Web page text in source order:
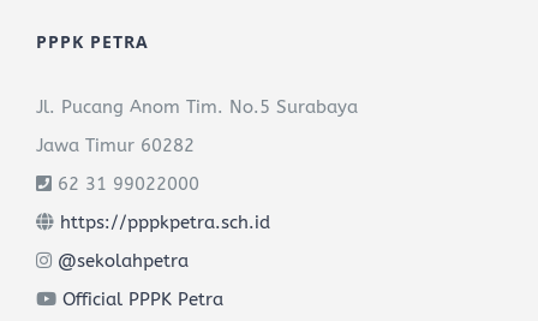
PPPK PETRA
Jl. Pucang Anom Tim. No.5 Surabaya
Jawa Timur 60282
62 31 99022000
https://pppkpetra.sch.id
@sekolahpetra
Official PPPK Petra